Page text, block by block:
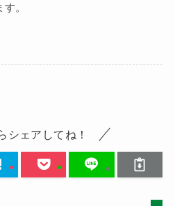
。
シェアしてね！